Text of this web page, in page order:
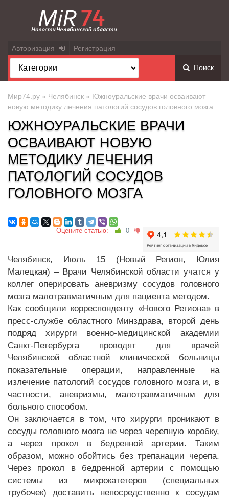
Авторизация Регистрация
Поиск
Мир74.ру » Челябинск » Южноуральские врачи осваивают
новую методику лечения патологий сосудов головного мозга
ЮЖНОУРАЛЬСКИЕ ВРАЧИ
ОСВАИВАЮТ НОВУЮ
МЕТОДИКУ ЛЕЧЕНИЯ
ПАТОЛОГИЙ СОСУДОВ
ГОЛОВНОГО МОЗГА
Оцените статью: 0
Челябинск, Июль 15 (Новый Регион, Юлия
Малецкая) – Врачи Челябинской области учатся у
коллег оперировать аневризму сосудов головного
мозга малотравматичным для пациента методом.
Как сообщили корреспонденту «Нового Региона» в
пресс-службе областного Минздрава, второй день
подряд хирурги военно-медицинской академии
Санкт-Петербурга проводят для врачей
Челябинской областной клинической больницы
показательные операции, направленные на
излечение патологий сосудов головного мозга и, в
частности, аневризмы, малотравматичным для
больного способом.
Он заключается в том, что хирурги проникают в
сосуды головного мозга не через черепную коробку,
а через прокол в бедренной артерии. Таким
образом, можно обойтись без трепанации черепа.
Через прокол в бедренной артерии с помощью
системы из микрокатетеров (специальных
трубочек) доставить непосредственно к сосудам